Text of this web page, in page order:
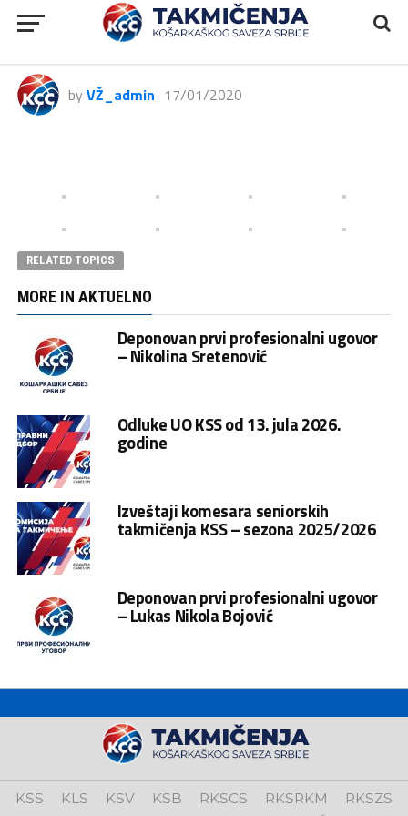
TRIGLAV KLS, Borac – Dynamic
Vip Pay, 62:61
by VŽ_admin 17/01/2020
RELATED TOPICS
MORE IN AKTUELNO
Deponovan prvi profesionalni ugovor
– Nikolina Sretenović
Odluke UO KSS od 13. jula 2026.
godine
Izveštaji komesara seniorskih
takmičenja KSS – sezona 2025/2026
Deponovan prvi profesionalni ugovor
– Lukas Nikola Bojović
KSS KLS KSV KSB RKSCS RKSRKM
RKSZS